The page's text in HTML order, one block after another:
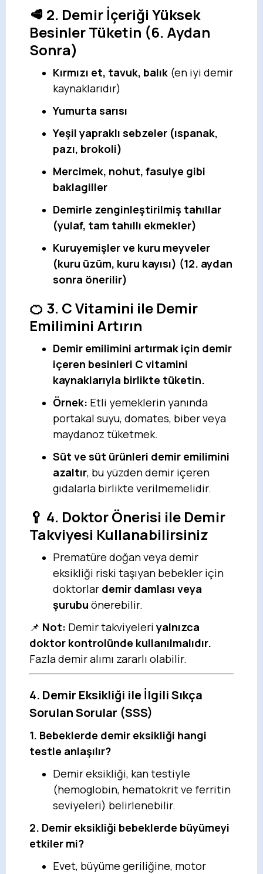
🥩 2. Demir İçeriği Yüksek
Besinler Tüketin (6. Aydan
Sonra)
Kırmızı et, tavuk, balık (en iyi demir
kaynaklarıdır)
Yumurta sarısı
Yeşil yapraklı sebzeler (ıspanak,
pazı, brokoli)
Mercimek, nohut, fasulye gibi
baklagiller
Demirle zenginleştirilmiş tahıllar
(yulaf, tam tahıllı ekmekler)
Kuruyemişler ve kuru meyveler
(kuru üzüm, kuru kayısı) (12. aydan
sonra önerilir)
🍊 3. C Vitamini ile Demir
Emilimini Artırın
Demir emilimini artırmak için demir
içeren besinleri C vitamini
kaynaklarıyla birlikte tüketin.
Örnek: Etli yemeklerin yanında
portakal suyu, domates, biber veya
maydanoz tüketmek.
Süt ve süt ürünleri demir emilimini
azaltır, bu yüzden demir içeren
gıdalarla birlikte verilmemelidir.
🥄 4. Doktor Önerisi ile Demir
Takviyesi Kullanabilirsiniz
Prematüre doğan veya demir
eksikliği riski taşıyan bebekler için
doktorlar demir damlası veya
şurubu önerebilir.
📌 Not: Demir takviyeleri yalnızca
doktor kontrolünde kullanılmalıdır.
Fazla demir alımı zararlı olabilir.
4. Demir Eksikliği ile İlgili Sıkça
Sorulan Sorular (SSS)
1. Bebeklerde demir eksikliği hangi
testle anlaşılır?
Demir eksikliği, kan testiyle
(hemoglobin, hematokrit ve ferritin
seviyeleri) belirlenebilir.
2. Demir eksikliği bebeklerde büyümeyi
etkiler mi?
Evet, büyüme geriliğine, motor